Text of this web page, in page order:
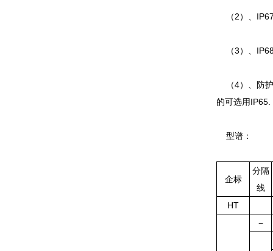
（2）、IP67
（3）、IP68
（4）、防护
的可选用IP65.
型谱：
企标
分隔
线
HT
−